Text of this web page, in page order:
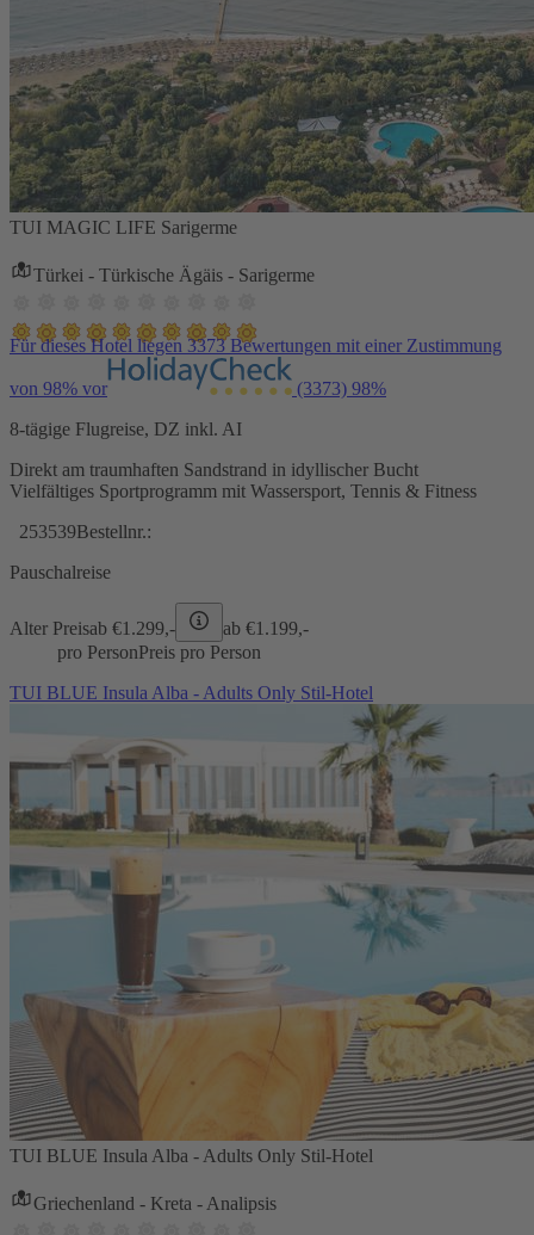
TUI MAGIC LIFE Sarigerme
Türkei - Türkische Ägäis - Sarigerme
Für dieses Hotel liegen 3373 Bewertungen mit einer Zustimmung
von 98% vor (3373) 98%
8-tägige Flugreise, DZ inkl. AI
Direkt am traumhaften Sandstrand in idyllischer Bucht
Vielfältiges Sportprogramm mit Wassersport, Tennis & Fitness
253539Bestellnr.:
Pauschalreise
Alter Preisab €1.299,- ab €1.199,-
pro PersonPreis pro Person
TUI BLUE Insula Alba - Adults Only Stil-Hotel
TUI BLUE Insula Alba - Adults Only Stil-Hotel
Griechenland - Kreta - Analipsis